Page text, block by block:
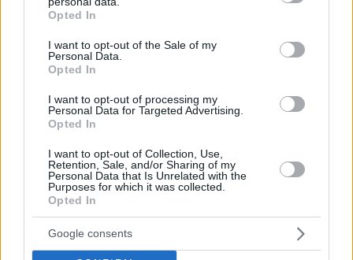
grant or deny consent to Google and its third-party tags to
use your data for below specified purposes in below Google
consent section.
Opted In
I want to opt-out of the Sale of my
Personal Data.
Opted In
I want to opt-out of processing my
Personal Data for Targeted Advertising.
Opted In
I want to opt-out of Collection, Use,
Retention, Sale, and/or Sharing of my
Personal Data that Is Unrelated with the
Purposes for which it was collected.
Opted In
Google consents
«Δεν το πιστεύουμε», λένε οι Αμερικανοί που
εκδοχή για το φονικό στην Κυψέλη και η σιωπή
στην απολογία
07.08.2026, 07:19